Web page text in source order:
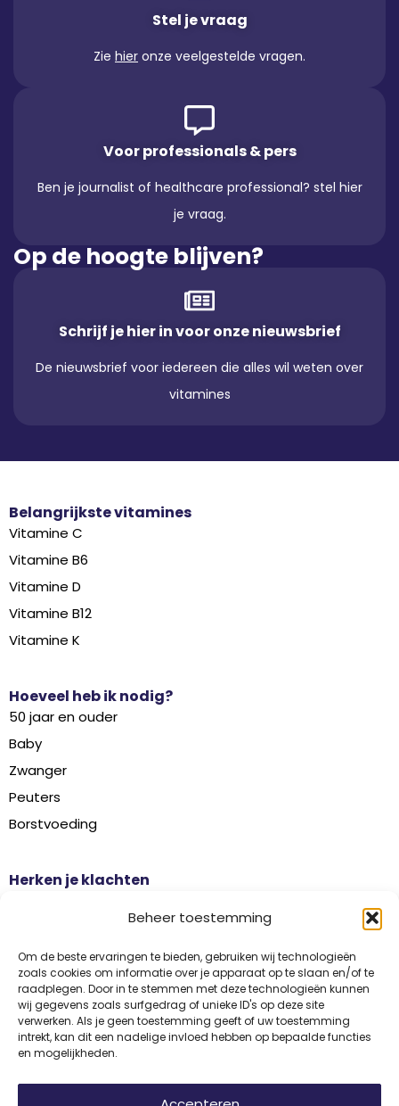
Beheer toestemming
Om de beste ervaringen te bieden, gebruiken wij technologieën
zoals cookies om informatie over je apparaat op te slaan en/of te
raadplegen. Door in te stemmen met deze technologieën kunnen
wij gegevens zoals surfgedrag of unieke ID's op deze site
verwerken. Als je geen toestemming geeft of uw toestemming
intrekt, kan dit een nadelige invloed hebben op bepaalde functies
en mogelijkheden.
Stel je vraag
Zie hier onze veelgestelde vragen.
Voor professionals & pers
Ben je journalist of healthcare professional? stel hier
je vraag.
Op de hoogte blijven?
Schrijf je hier in voor onze nieuwsbrief
De nieuwsbrief voor iedereen die alles wil weten over
vitamines
Belangrijkste vitamines
Vitamine C
Vitamine B6
Vitamine D
Vitamine B12
Vitamine K
Hoeveel heb ik nodig?
50 jaar en ouder
Baby
Zwanger
Peuters
Borstvoeding
Herken je klachten
Griep
Haaruitval
Overgangsklachten
DisclaimerPrivacyAlgemene voorwaarden